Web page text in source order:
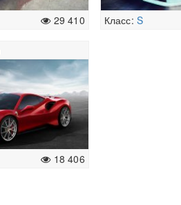
29 410 Класс: S
18 406